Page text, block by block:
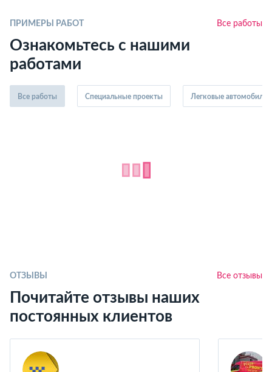
ПРИМЕРЫ РАБОТ Все работы
Ознакомьтесь с нашими
работами
Все работы Специальные проекты Легковые автомобили
ОТЗЫВЫ Все отзывы
Почитайте отзывы наших
постоянных клиентов